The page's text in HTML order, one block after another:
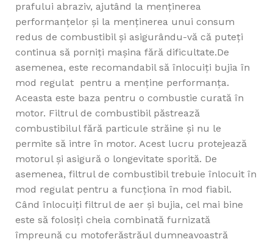
prafului abraziv, ajutând la menținerea
performanțelor și la menținerea unui consum
redus de combustibil și asigurându-vă că puteți
continua să porniți mașina fără dificultate.De
asemenea, este recomandabil să înlocuiți bujia în
mod regulat pentru a menține performanța.
Aceasta este baza pentru o combustie curată în
motor. Filtrul de combustibil păstrează
combustibilul fără particule străine și nu le
permite să intre în motor. Acest lucru protejează
motorul și asigură o longevitate sporită. De
asemenea, filtrul de combustibil trebuie înlocuit în
mod regulat pentru a funcționa în mod fiabil.
Când înlocuiți filtrul de aer și bujia, cel mai bine
este să folosiți cheia combinată furnizată
împreună cu motoferăstrăul dumneavoastră